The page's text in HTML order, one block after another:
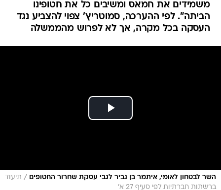
משמידים את חמאס ומשיבים כל את חטופינו
הביתה". לפי ההערכה, סמוטריץ' צפוי להצביע נגד
העסקה בכל מקרה, אך לא לפרוש מהממשלה
השר לבטחון לאומי, איתמר בן גביר לגבי עסקת שחרור החטופים / תיעוד
ברשתות חברתיות לפי סעיף 27 א'